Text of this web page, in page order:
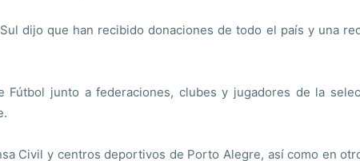
dijo que han recibido donaciones de todo el país y una
Fútbol junto a federaciones, clubes y jugadores de la
Civil y centros deportivos de Porto Alegre, así como en